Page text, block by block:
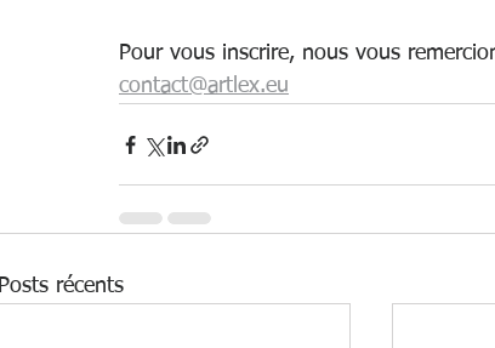
Pour vous inscrire, nous vous
contact@artlex.eu
Posts récents